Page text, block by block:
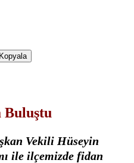
Kopyala
Buluştu
Vekili Hüseyin
ile ilçemizde fidan